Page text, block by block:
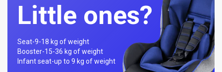
Little ones?
Seat-9-18 kg of weight
Booster-15-36 kg of weight
Infant seat-up to 9 kg of weight